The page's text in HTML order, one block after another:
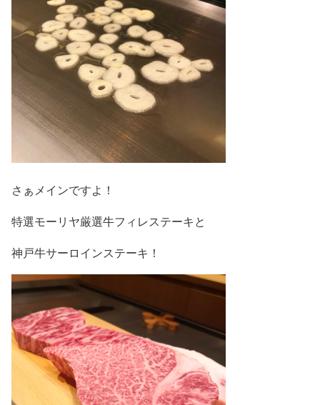
さぁメインですよ！
特選モーリヤ厳選牛フィレステーキと
神戸牛サーロインステーキ！